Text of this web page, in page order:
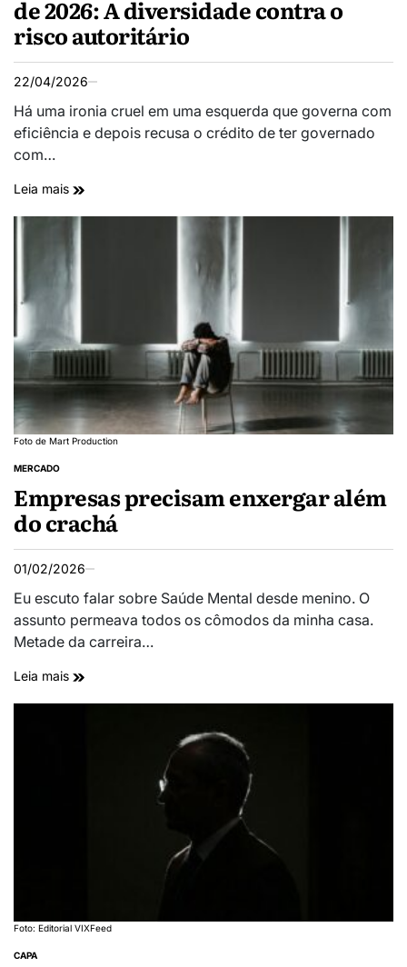
de 2026: A diversidade contra o
risco autoritário
22/04/2026
Há uma ironia cruel em uma esquerda que governa com
eficiência e depois recusa o crédito de ter governado
com…
Leia mais
Foto de Mart Production
MERCADO
Empresas precisam enxergar além
do crachá
01/02/2026
Eu escuto falar sobre Saúde Mental desde menino. O
assunto permeava todos os cômodos da minha casa.
Metade da carreira…
Leia mais
Foto: Editorial VIXFeed
CAPA